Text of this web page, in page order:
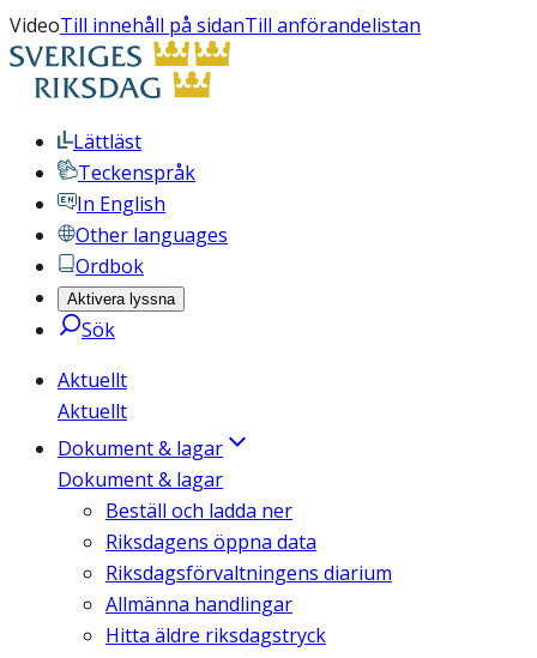
VideoTill innehåll på sidanTill anförandelistan
Lättläst
Teckenspråk
In English
Other languages
Ordbok
Aktivera lyssna
Sök
Aktuellt
Aktuellt
Dokument & lagar
Dokument & lagar
Beställ och ladda ner
Riksdagens öppna data
Riksdagsförvaltningens diarium
Allmänna handlingar
Hitta äldre riksdagstryck